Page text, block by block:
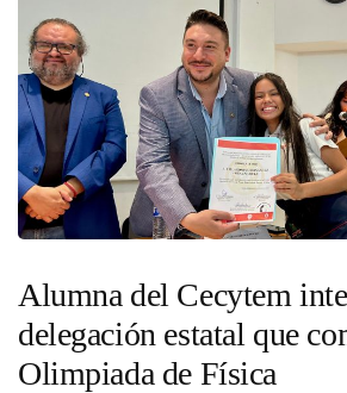
Alumna del Cecytem
delegación estatal que
Olimpiada de Física